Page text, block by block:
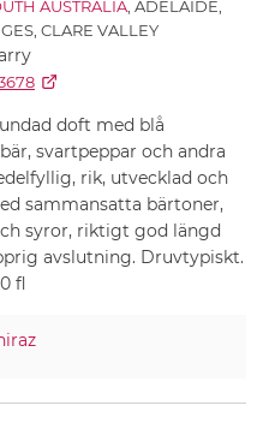
AUSTRALIA, ADELAIDE,
CLARE VALLEY
doft med blå
svartpeppar och andra
rik, utvecklad och
sammansatta bärtoner,
syror, riktigt god längd
avslutning. Druvtypiskt.
fl